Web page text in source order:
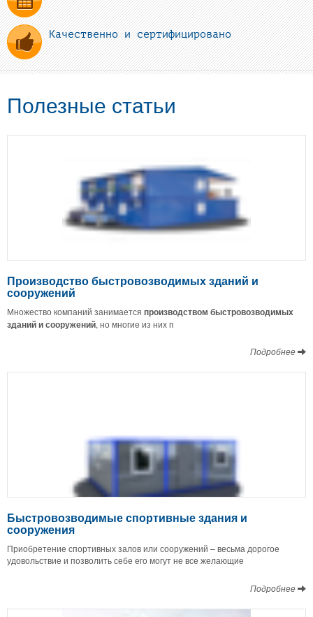
Качественно и сертифицировано
Полезные статьи
Производство быстровозводимых зданий и
сооружений
Множество компаний занимается производством быстровозводимых
зданий и сооружений, но многие из них п
Подробнее
Быстровозводимые спортивные здания и
сооружения
Приобретение спортивных залов или сооружений – весьма дорогое
удовольствие и позволить себе его могут не все желающие
Подробнее